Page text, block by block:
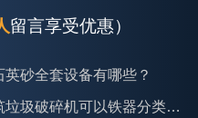
留言享受优惠）
破碎机可以铁器分类吗？
吨的洗砂机有几个型号？